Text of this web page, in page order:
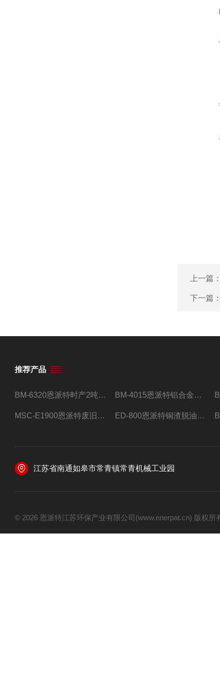
上一篇
下一篇
推荐产品
BM-6320恩派特时产2吨合金钢屑压饼机 BM-4015恩派特铝合金屑压饼机 脱油效果好
MSC-E1900恩派特废旧锂电池极片破碎处理设备 ED-800恩派特铜渣脱油机废铜屑铝屑甩油机
江苏省南通如皋市常青镇常青机械工业园
© 2026 恩派特江苏环保产业有限公司(www.enerpat.cn) 版权